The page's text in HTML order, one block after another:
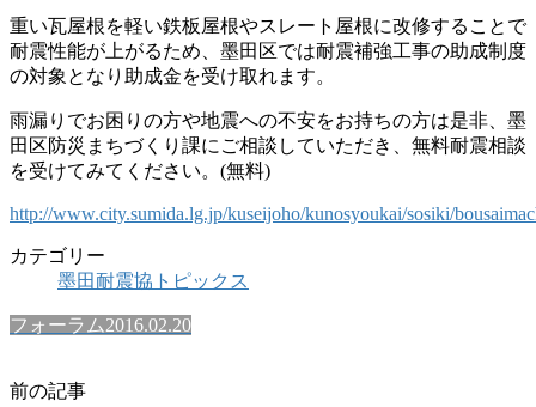
重い瓦屋根を軽い鉄板屋根やスレート屋根に改修することで
耐震性能が上がるため、墨田区では耐震補強工事の助成制度
の対象となり助成金を受け取れます。
雨漏りでお困りの方や地震への不安をお持ちの方は是非、墨
田区防災まちづくり課にご相談していただき、無料耐震相談
を受けてみてください。(無料)
http://www.city.sumida.lg.jp/kuseijoho/kunosyoukai/sosiki/
カテゴリー
墨田耐震協トピックス
フォーラム2016.02.20
前の記事